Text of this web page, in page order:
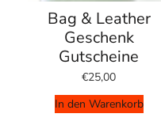
Bag & Leather
Geschenk
Gutscheine
€25,00
In den Warenkorb